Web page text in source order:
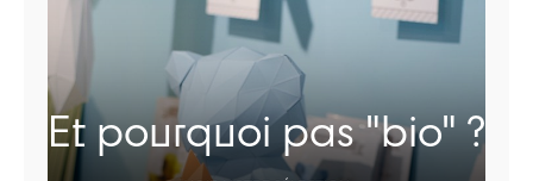
Et pourquoi pas "bio" ?